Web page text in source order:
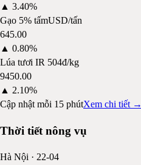
▲ 3.40%
Gạo 5% tấmUSD/tấn
645.00
▲ 0.80%
Lúa tươi IR 504đ/kg
9450.00
▲ 2.10%
Cập nhật mỗi 15 phútXem chi tiết →
Thời tiết nông vụ
Hà Nội · 22-04